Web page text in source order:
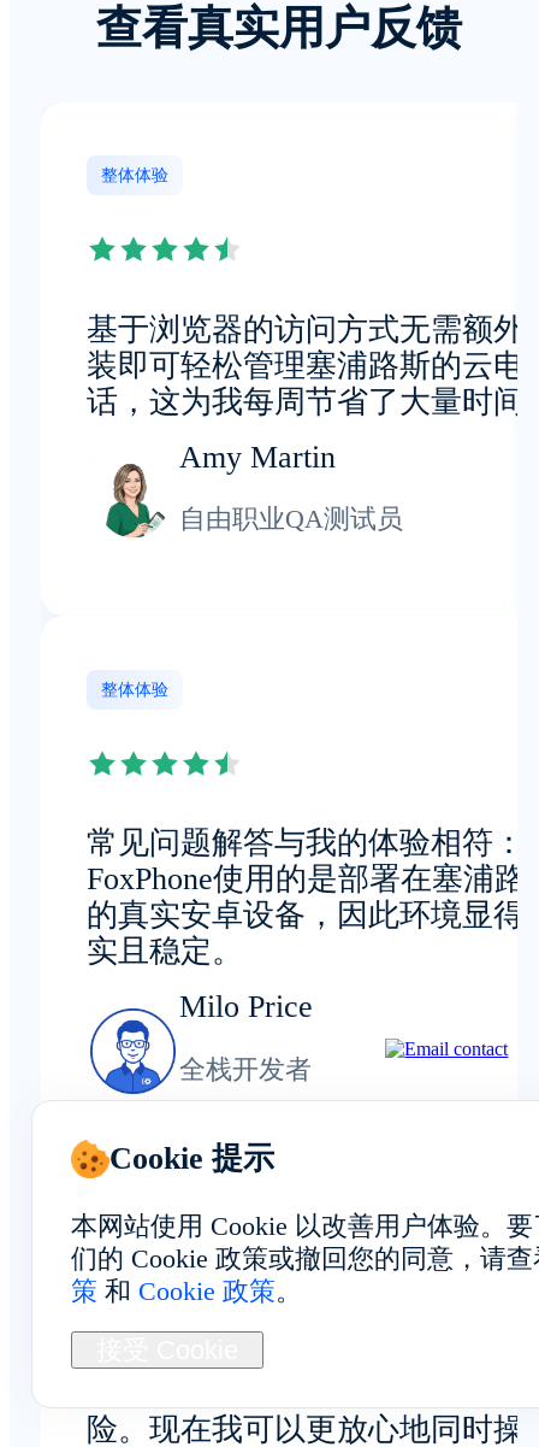
查看真实用户反馈
整体体验
基于浏览器的访问方式无需额外
装即可轻松管理塞浦路斯的云电
话，这为我每周节省了大量时间
Amy Martin
自由职业QA测试员
整体体验
常见问题解答与我的体验相符：
FoxPhone使用的是部署在塞浦路
的真实安卓设备，因此环境显得
实且稳定。
Milo Price
全栈开发者
隐私与安全
险。现在我可以更放心地同时操
Cookie 提示
本网站使用 Cookie 以改善用户体验。
们的 Cookie 政策或撤回您的同意，请
策 和 Cookie 政策。